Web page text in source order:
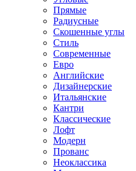
Прямые
Радиусные
Скошенные углы
Стиль
Современные
Евро
Английские
Дизайнерские
Итальянские
Кантри
Классические
Лофт
Модерн
Прованс
Неоклассика